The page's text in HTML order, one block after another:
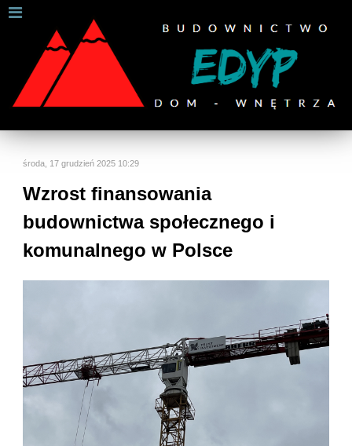
środa, 17 grudzień 2025 10:29
Wzrost finansowania
budownictwa społecznego i
komunalnego w Polsce
W celu zapewnienia jak najlepszych usług online, ta
strona korzysta z plików cookies.
Jeśli korzystasz z naszej strony internetowej, wyrażasz zgodę na
używanie naszych plików cookies.Dalsze informacje
Rozumiem